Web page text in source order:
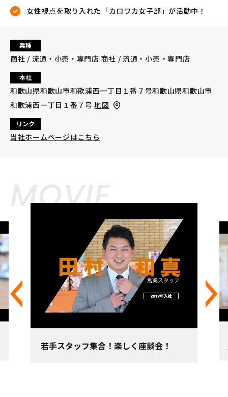
女性視点を取り入れた「カロワカ女子部」が活動中！
業種
商社 / 流通・小売・専門店 商社 / 流通・小売・専門店
本社
和歌山県和歌山市和歌浦西一丁目１番７号和歌山県和歌山市
和歌浦西一丁目１番７号地図
リンク
当社ホームページはこちら
MOVIE
若手スタッフ集合！楽しく座談会！